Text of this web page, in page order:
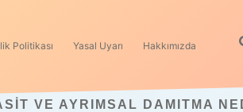
Politikası Yasal Uyarı Hakkımızda
VE AYRIMSAL DAMITMA